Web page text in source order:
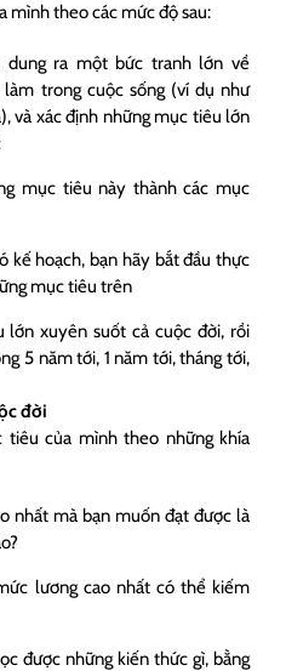
mình theo các mức độ sau:
ra một bức tranh lớn về
trong cuộc sống (ví dụ như
và xác định những mục tiêu lớn
mục tiêu này thành các mục
kế hoạch, bạn hãy bắt đầu thực
mục tiêu trên
lớn xuyên suốt cả cuộc đời, rồi
5 năm tới, 1 năm tới, tháng tới,
đời
của mình theo những khía
nhất mà bạn muốn đạt được là
lương cao nhất có thể kiếm
được những kiến thức gì, bằng